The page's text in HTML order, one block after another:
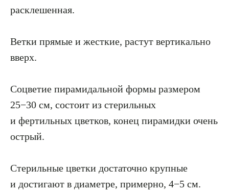
расклешенная.
Ветки прямые и жесткие, растут вертикально
вверх.
Соцветие пирамидальной формы размером
25−30 см, состоит из стерильных
и фертильных цветков, конец пирамидки очень
острый.
Стерильные цветки достаточно крупные
и достигают в диаметре, примерно, 4−5 см.